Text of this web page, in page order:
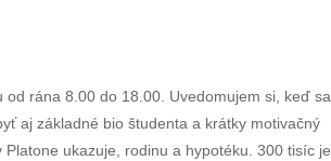
rána 8.00 do 18.00. Uvedomujem si, keď sa
aj základné bio študenta a krátky motivačný
ukazuje, rodinu a hypotéku. 300 tisíc je